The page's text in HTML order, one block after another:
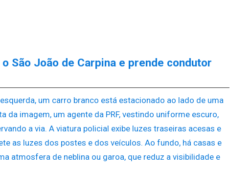
São João de Carpina e prende condutor